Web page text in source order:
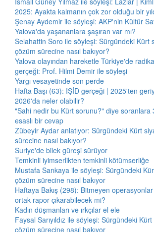
2025: Ayakta kalmanın çok zor olduğu bir
Şenay Aydemir ile söyleşi: AKP'nin Kültür
Yalova'da yaşananlara şaşıran var mı?
Selahattin Soro ile söyleşi: Sürgündeki Kürt
çözüm sürecine nasıl bakıyor?
Yalova olayından hareketle Türkiye'de
gerçeği: Prof. Hilmi Demir ile söyleşi
Yargı vesayetinde son perde
Hafta Başı (63): IŞİD gerçeği | 2025'ten
2026'da neler olabilir?
"Sahi nedir bu Kürt sorunu?" diye soranlara
esaslı bir cevap
Zübeyir Aydar anlatıyor: Sürgündeki Kürt
sürecine nasıl bakıyor?
Suriye'de bilek güreşi sürüyor
Temkinli iyimserlikten temkinli kötümserliğe
Mustafa Sarıkaya ile söyleşi: Sürgündeki
çözüm sürecine nasıl bakıyor
Haftaya Bakış (298): Bitmeyen
ortak rapor çıkarabilecek mi?
Kadın düşmanları ve ırkçılar el ele
Faysal Sarıyıldız ile söyleşi: Sürgündeki
çözüm sürecine nasıl bakıyor